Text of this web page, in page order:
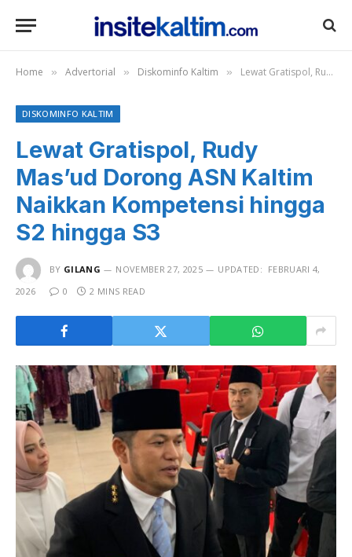
Home » Advertorial » Diskominfo Kaltim » Lewat Gratispol, Rudy Mas’ud Dorong ASN Kaltim Naikkan Kompetensi hingga S2 hingga S3
DISKOMINFO KALTIM
Lewat Gratispol, Rudy
Mas’ud Dorong ASN Kaltim
Naikkan Kompetensi hingga
S2 hingga S3
BY GILANG NOVEMBER 27, 2025 UPDATED: FEBRUARI 4,
2026
0 2 MINS READ